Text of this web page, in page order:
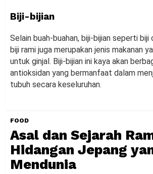
Biji-bijian
Selain buah-buahan, biji-bijian seperti biji
biji rami juga merupakan jenis makanan
untuk ginjal. Biji-bijian ini kaya akan
antioksidan yang bermanfaat dalam
tubuh secara keseluruhan.
FOOD
Asal dan Sejarah
Hidangan Jepang
Mendunia